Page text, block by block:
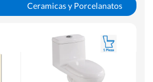
Ceramicas y Porcelanatos
Pisos Flotantes y Laminados